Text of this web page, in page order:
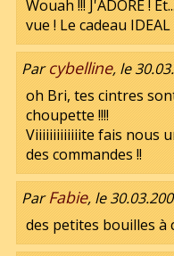
Wouah !!! J'ADORE !
vue ! Le cadeau IDEAL
Parcybelline, le
oh Bri, tes cintres
choupette !!!!
Viiiiiiiiiiiiite fais nous
des commandes !!
ParFabie, le
des petites bouilles